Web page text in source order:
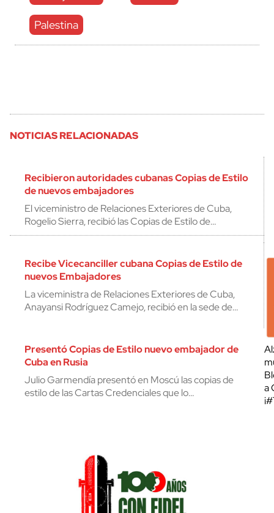
Palestina
NOTICIAS RELACIONADAS
Recibieron autoridades cubanas Copias de Estilo
de nuevos embajadores
El viceministro de Relaciones Exteriores de Cuba,
Rogelio Sierra, recibió las Copias de Estilo de…
Recibe Vicecanciller cubana Copias de Estilo de
nuevos Embajadores
La viceministra de Relaciones Exteriores de Cuba,
Anayansi Rodríguez Camejo, recibió en la sede de…
Presentó Copias de Estilo nuevo embajador de
Cuba en Rusia
Julio Garmendía presentó en Moscú las copias de
estilo de las Cartas Credenciales que lo…
a